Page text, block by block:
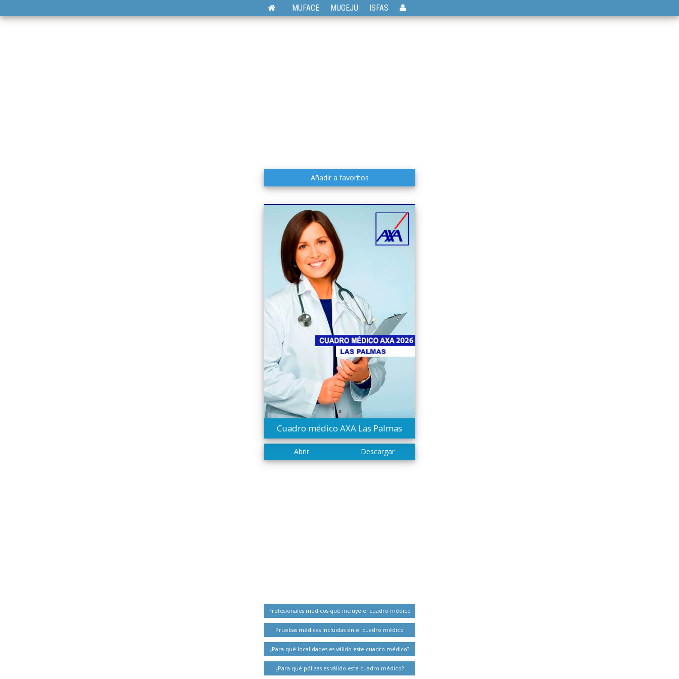
MUFACE MUGEJU ISFAS
Cuadro médico AXA Las Palmas
Profesionales médicos qué incluye el cuadro médico
Pruebas médicas incluidas en el cuadro médico
¿Para qué localidades es válido este cuadro médico?
¿Para qué pólizas es válido este cuadro médico?